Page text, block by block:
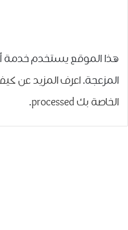
هذا الموقع يستخدم خدمة
المزعجة.اعرف المزيد عن
الخاصة بك processed
.